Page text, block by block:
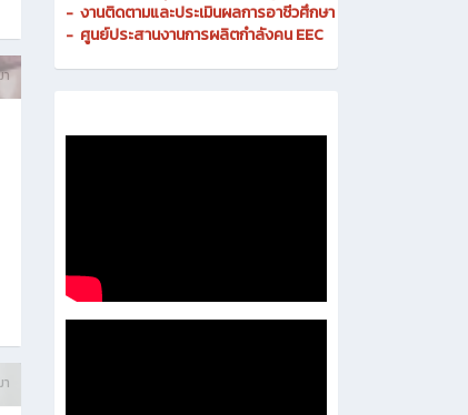
- งานติดตามและประเมินผลการอาชีวศึกษา
- ศูนย์ประสานงานการผลิตกำลังคน EEC